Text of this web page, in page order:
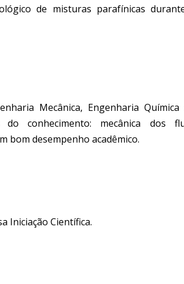
de misturas parafínicas
Mecânica, Engenharia
do conhecimento: mecânica dos
bom desempenho acadêmico.
Iniciação Científica.